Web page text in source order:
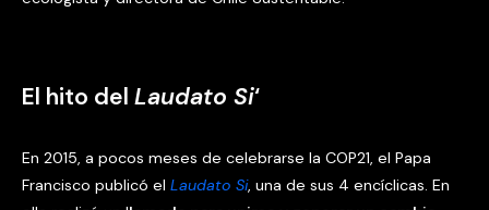
El hito del Laudato Si‘
En 2015, a pocos meses de celebrarse la COP21, el Papa
Francisco publicó el Laudato Si, una de sus 4 encíclicas. En